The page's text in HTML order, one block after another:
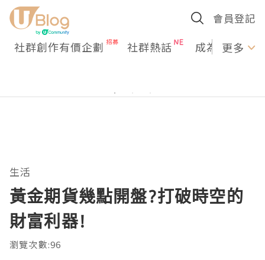
會員登記
社群創作有價企劃 社群熱話 成為U更多
生活
黃金期貨幾點開盤?打破時空的
財富利器!
瀏覽次數:96